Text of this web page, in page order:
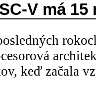
V má 15
keď začala